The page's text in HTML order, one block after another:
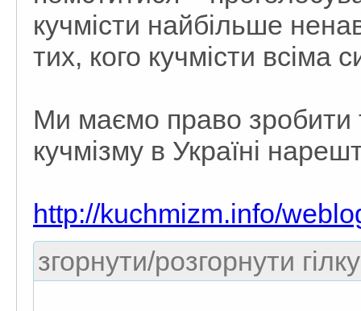
кучмісти найбільше
тих, кого кучмісти
Ми маємо право зробити
кучмізму в Україні
http://kuchmizm.info/
згорнути/розгорнути